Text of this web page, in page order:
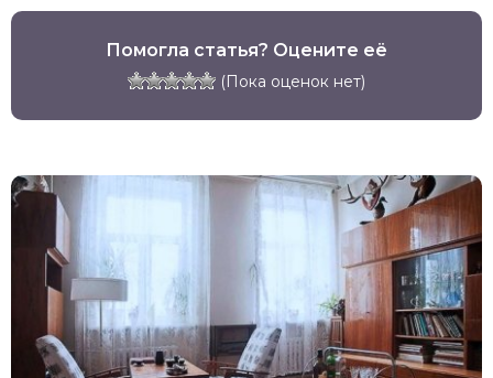
Помогла статья? Оцените её
(Пока оценок нет)